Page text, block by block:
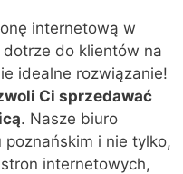
internetową w
do klientów na
idealne rozwiązanie!
Ci sprzedawać
. Nasze biuro
poznańskim i nie tylko,
internetowych,